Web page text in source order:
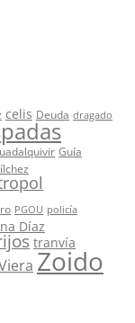
celis Deuda dragado
Guía
PGOU policía
Díaz
tranvía
Zoido